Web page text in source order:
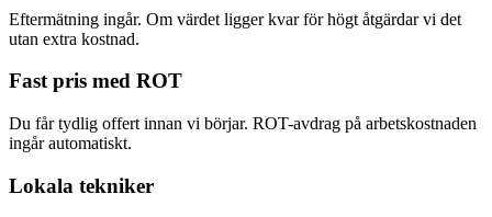
Eftermätning ingår. Om värdet ligger kvar för högt åtgärdar vi det
utan extra kostnad.
Fast pris med ROT
Du får tydlig offert innan vi börjar. ROT-avdrag på arbetskostnaden
ingår automatiskt.
Lokala tekniker